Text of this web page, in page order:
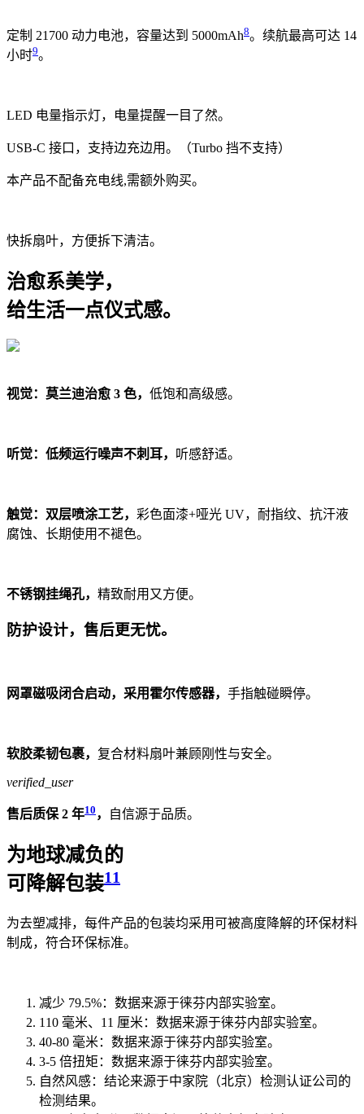
定制 21700 动力电池，容量达到 5000mAh8。 续航最高可达 14
小时9。
LED 电量指示灯， 电量提醒一目了然。
USB-C 接口， 支持边充边用。（Turbo 挡不支持）
本产品不配备充电线,需额外购买。
快拆扇叶， 方便拆下清洁。
治愈系美学，
给生活一点仪式感。
视觉：莫兰迪治愈 3 色， 低饱和高级感。
听觉：低频运行噪声不刺耳， 听感舒适。
触觉：双层喷涂工艺， 彩色面漆+哑光 UV，耐指纹、抗汗液
腐蚀、长期使用不褪色。
不锈钢挂绳孔， 精致耐用又方便。
防护设计，售后更无忧。
网罩磁吸闭合启动，采用霍尔传感器， 手指触碰瞬停。
软胶柔韧包裹， 复合材料扇叶兼顾刚性与安全。
verified_user
售后质保 2 年10 ， 自信源于品质。
为地球减负的
可降解包装11
为去塑减排，每件产品的包装均采用可被高度降解的环保材料
制成，符合环保标准。
减少 79.5%：数据来源于徕芬内部实验室。
110 毫米、11 厘米：数据来源于徕芬内部实验室。
40-80 毫米：数据来源于徕芬内部实验室。
3-5 倍扭矩：数据来源于徕芬内部实验室。
自然风感：结论来源于中家院（北京）检测认证公司的
检测结果。